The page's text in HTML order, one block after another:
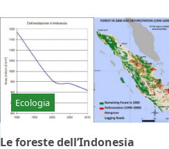
Ecologia
Le foreste dell’Indonesia